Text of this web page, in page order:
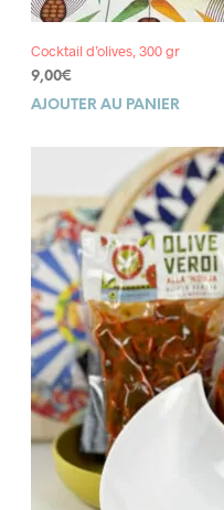
Cocktail d’olives, 300 gr
9,00€
AJOUTER AU PANIER